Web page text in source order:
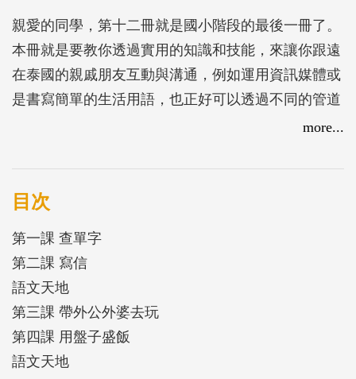
親愛的同學，第十二冊就是國小階段的最後一冊了。
本冊就是要教你透過實用的知識和技能，來讓你跟遠
在泰國的親戚朋友互動與溝通，例如運用資訊媒體或
是書寫簡單的生活用語，也正好可以透過不同的管道
會用泰國語介紹臺灣不同的生活習慣嗎？ 你會帶外
公、外婆去逛夜市， 品嘗道地的臺灣小吃嗎？ 此時
鍵時刻能夠派得上用場。
語言可以讓你知道世界有多大，透過語言的學習，可
以讓你和不同的族群互動溝通，豐富你的多元學習，
開啟你的國際視野；因為文化的差異， 讓我們學會
理解、欣賞與尊重，將來也許有機會成為外貿小尖兵
和跨國企業領袖， 更重要的是能實現國際合作與國
more...
目次
第一課 查單字
第二課 寫信
語文天地
第三課 帶外公外婆去玩
第四課 用盤子盛飯
語文天地